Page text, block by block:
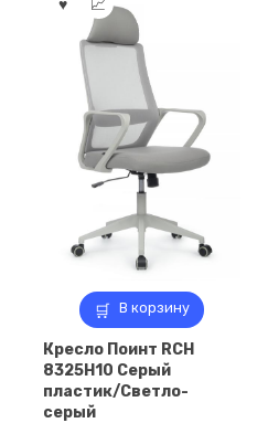
В корзину
Кресло Поинт RCH
8325H10 Серый
пластик/Светло-
серый